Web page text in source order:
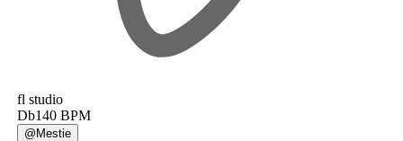
fl studio
Db140BPM
@ Mestie